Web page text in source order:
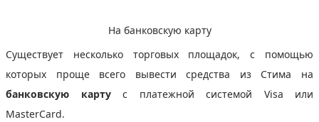
На банковскую карту
Существует несколько торговых площадок, с помощью
которых проще всего вывести средства из Стима на
банковскую картус платежной системой Visa или
MasterCard.